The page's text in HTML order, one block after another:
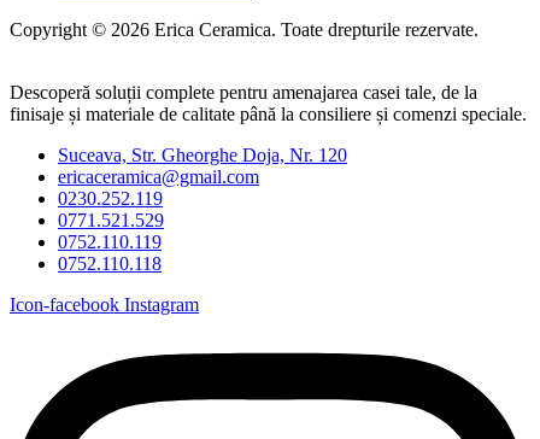
Copyright © 2026 Erica Ceramica. Toate drepturile rezervate.
Descoperă soluții complete pentru amenajarea casei tale, de la
finisaje și materiale de calitate până la consiliere și comenzi speciale.
Suceava, Str. Gheorghe Doja, Nr. 120
ericaceramica@gmail.com
0230.252.119
0771.521.529
0752.110.119
0752.110.118
Icon-facebook Instagram